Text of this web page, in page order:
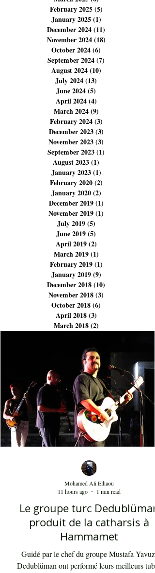
May 2025(6)6 posts
April 2025(4)4 posts
March 2025(6)6 posts
February 2025 (5)5 posts
January 2025 (1)
December 2024(11)
November 2024(18)
October 2024(6)
September 2024
August 2024 (10)
July 2024(13)13 posts
June 2024(5)5 posts
April 2024(4)4 posts
March 2024(9)9 posts
February 2024(3)3 posts
December 2023(3)
November 2023 (3)
September 2023 (1)
August 2023 (1)1 post
January 2023(1)1 post
February 2020 (2)2 posts
January 2020(2)
December 2019(1)
November 2019(1)
July 2019 (5)5 posts
June 2019(5)5 posts
April 2019(2)2 posts
March 2019(1)1 post
February 2019 (1)1 post
January 2019 (9)
December 2018(10)
November 2018(3)
(3)
March 2018(2)2 posts
Le groupe turc Dedublüman
produit de la catharsis à
Hammamet
Mohamed Ali Elhaou
11 hours ago
1 min read